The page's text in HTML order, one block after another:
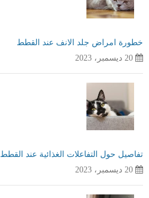
خطورة امراض جلد الانف عند القطط
20 ديسمبر، 2023
تفاصيل حول التفاعلات الغذائية عند القطط
20 ديسمبر، 2023